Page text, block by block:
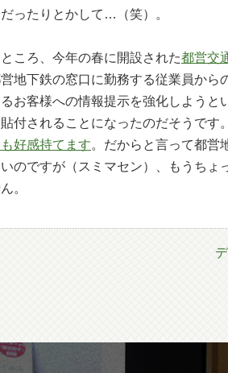
ったりとかして…（笑）。
ころ、今年の春に開設された都営交
地下鉄の窓口に勤務する従業員から
お客様への情報提示を強化しようと
付されることになったのだそうです
好感持てます。だからと言って都営
のですが（スミマセン）、もうちょ
。